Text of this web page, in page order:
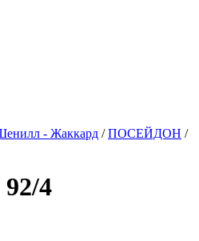
- Жаккард / ПОСЕЙДОН /
4